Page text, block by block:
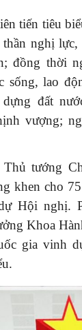
tiến tiêu
nghị
đồng thời
sống, lao
đất
vượng;
tướng
khen cho
Hội nghị.
Khoa
gia vinh